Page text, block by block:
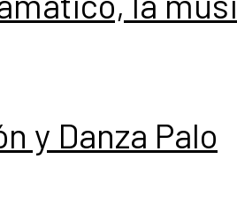
y Danza Palo